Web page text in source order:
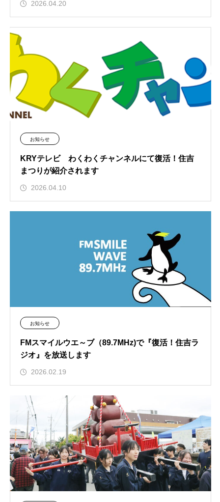
2026.04.20
お知らせ
KRYテレビ わくわくチャンネルにて復活！住吉
まつりが紹介されます
2026.04.10
お知らせ
FMスマイルウエ～ブ（89.7MHz)で『復活！住吉ラ
ジオ』を放送します
2026.02.19